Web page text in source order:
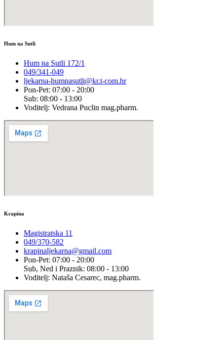
Hum na Sutli
Hum na Sutli 172/1
049/341-049
ljekarna-humnasutli@kr.t-com.hr
Pon-Pet: 07:00 - 20:00
Sub: 08:00 - 13:00
Voditelj: Vedrana Puclin mag.pharm.
Krapina
Magistratska 11
049/370-582
krapinaljekarna@gmail.com
Pon-Pet: 07:00 - 20:00
Sub, Ned i Praznik: 08:00 - 13:00
Voditelj: Nataša Cesarec, mag.pharm.